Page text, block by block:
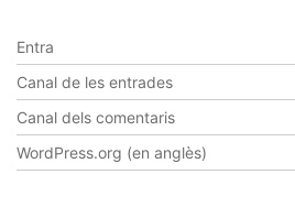
Entra
Canal de les entrades
Canal dels comentaris
WordPress.org (en anglès)